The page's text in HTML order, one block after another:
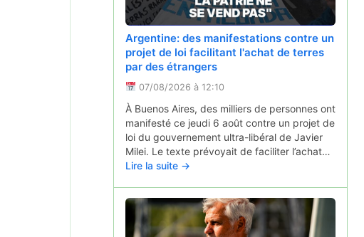
Mots fléchés, mots croisés, 7
différences... l'agence d'attractivité de
l'Allier lance son premier cahier de jeux
06/08/2026 à 15:49
"Mes jeux bourbonnais", c'est le nom du
cahier de jeux lancé par Allier bourbonnais
attractivité pour ces vacances d'été 2026.
Une manière de faire (re)découvrir le
territoire de manière ludique.
Argentine: des manifestations contre un
projet de loi facilitant l'achat de terres
par des étrangers
07/08/2026 à 12:10
À Buenos Aires, des milliers de personnes ont
manifesté ce jeudi 6 août contre un projet de
loi du gouvernement ultra-libéral de Javier
Milei. Le texte prévoyait de faciliter l’achat…
Lire la suite →